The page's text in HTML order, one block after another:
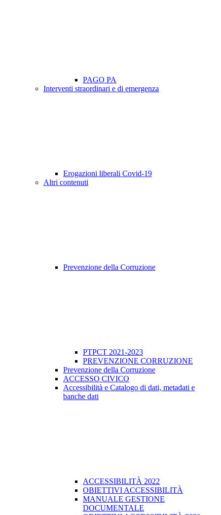
PAGO PA
Interventi straordinari e di emergenza
Erogazioni liberali Covid-19
Altri contenuti
Prevenzione della Corruzione
PTPCT 2021-2023
PREVENZIONE CORRUZIONE
Prevenzione della Corruzione
ACCESSO CIVICO
Accessibilità e Catalogo di dati, metadati e
banche dati
ACCESSIBILITÀ 2022
OBIETTIVI ACCESSIBILITÀ
MANUALE GESTIONE
DOCUMENTALE